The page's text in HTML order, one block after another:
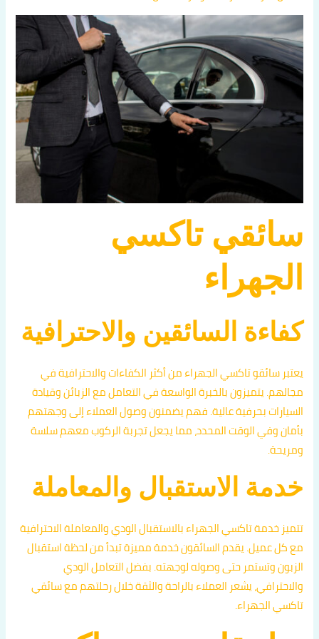
سائقي تاكسي
الجهراء
كفاءة السائقين والاحترافية
يعتبر سائقو تاكسي الجهراء من أكثر الكفاءات والاحترافية في
مجالهم. يتميزون بالخبرة الواسعة في التعامل مع الزبائن وقيادة
السيارات بحرفية عالية. فهم يضمنون وصول العملاء إلى وجهتهم
بأمان وفي الوقت المحدد، مما يجعل تجربة الركوب معهم سلسة
ومريحة.
خدمة الاستقبال والمعاملة
تتميز خدمة تاكسي الجهراء بالاستقبال الودي والمعاملة الاحترافية
مع كل عميل. يقدم السائقون خدمة مميزة تبدأ من لحظة استقبال
الزبون وتستمر حتى وصوله لوجهته. بفضل التعامل الودي
والاحترافي، يشعر العملاء بالراحة والثقة خلال رحلتهم مع سائقي
تاكسي الجهراء.